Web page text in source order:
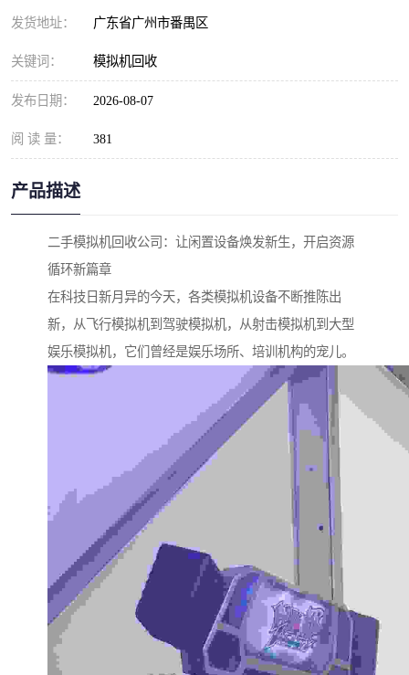
发货地址： 广东省广州市番禺区
关键词： 模拟机回收
发布日期： 2026-08-07
阅 读 量： 381
产品描述
二手模拟机回收公司：让闲置设备焕发新生，开启资源
循环新篇章
在科技日新月异的今天，各类模拟机设备不断推陈出
新，从飞行模拟机到驾驶模拟机，从射击模拟机到大型
娱乐模拟机，它们曾经是娱乐场所、培训机构的宠儿。